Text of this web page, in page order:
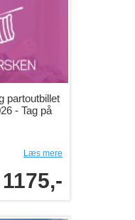
partoutbillet
- Tag på
Læs mere
1175,-